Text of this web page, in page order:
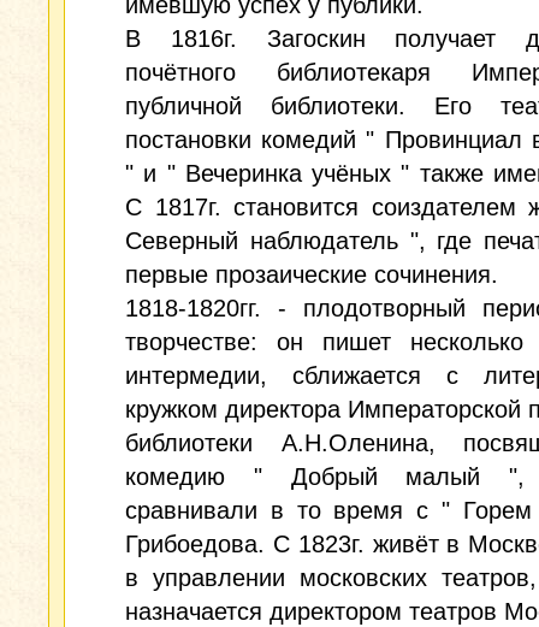
В 1816г. Загоскин получает
почётного библиотекаря
публичной библиотеки. Его
постановки комедий " Провинциал
" и " Вечеринка учёных " также
С 1817г. становится соиздателем
Северный наблюдатель ", где
первые прозаические сочинения.
1818-1820гг. - плодотворный
творчестве: он пишет несколько
интермедии, сближается с
кружком директора Императорской
библиотеки А.Н.Оленина,
комедию " Добрый малый ",
сравнивали в то время с "
Грибоедова. С 1823г. живёт в
в управлении московских
назначается директором театров